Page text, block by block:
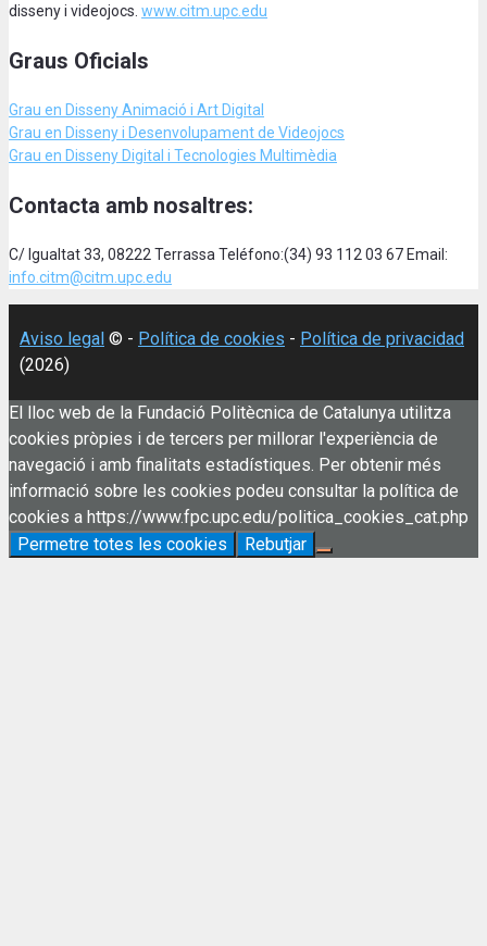
disseny i videojocs. www.citm.upc.edu
Graus Oficials
Grau en Disseny Animació i Art Digital
Grau en Disseny i Desenvolupament de Videojocs
Grau en Disseny Digital i Tecnologies Multimèdia
Contacta amb nosaltres:
C/ Igualtat 33, 08222 Terrassa Teléfono:(34) 93 112 03 67 Email:
info.citm@citm.upc.edu
Aviso legal © - Política de cookies - Política de privacidad
(2026)
El lloc web de la Fundació Politècnica de Catalunya utilitza
cookies pròpies i de tercers per millorar l'experiència de
navegació i amb finalitats estadístiques. Per obtenir més
informació sobre les cookies podeu consultar la política de
cookies a https://www.fpc.upc.edu/politica_cookies_cat.php
Permetre totes les cookies
Rebutjar